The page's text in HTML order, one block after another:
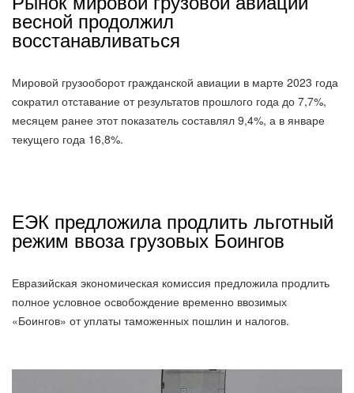
весной продолжил
восстанавливаться
Мировой грузооборот гражданской авиации в марте 2023 года
сократил отставание от результатов прошлого года до 7,7%,
месяцем ранее этот показатель составлял 9,4%, а в январе
текущего года 16,8%.
ЕЭК предложила продлить льготный
режим ввоза грузовых Боингов
Евразийская экономическая комиссия предложила продлить
полное условное освобождение временно ввозимых
«Боингов» от уплаты таможенных пошлин и налогов.